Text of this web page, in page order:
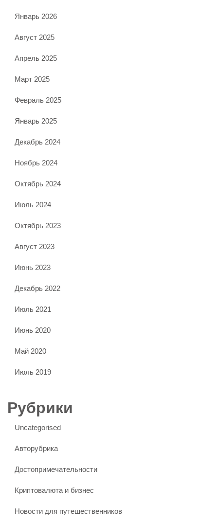
Январь 2026
Август 2025
Апрель 2025
Март 2025
Февраль 2025
Январь 2025
Декабрь 2024
Ноябрь 2024
Октябрь 2024
Июль 2024
Октябрь 2023
Август 2023
Июнь 2023
Декабрь 2022
Июль 2021
Июнь 2020
Май 2020
Июль 2019
Рубрики
Uncategorised
Авторубрика
Достопримечательности
Криптовалюта и бизнес
Новости для путешественников